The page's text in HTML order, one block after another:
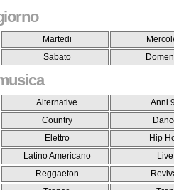
Martedi
Sabato
Alternative Anni
Country
Elettro Hip
Latino Americano Live
Reggaeton